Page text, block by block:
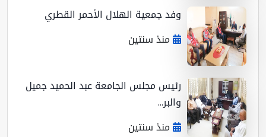
وفد جمعية الهلال الأحمر القطري
منذ سنتين
رئيس مجلس الجامعة عبد الحميد جميل
والبر...
منذ سنتين